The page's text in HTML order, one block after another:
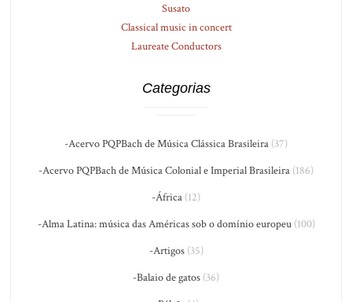
Susato
Classical music in concert
Laureate Conductors
Categorias
-Acervo PQPBach de Música Clássica Brasileira (37)
-Acervo PQPBach de Música Colonial e Imperial Brasileira (186)
-África (12)
-Alma Latina: música das Américas sob o domínio europeu(100)
-Artigos(35)
-Balaio de gatos (36)